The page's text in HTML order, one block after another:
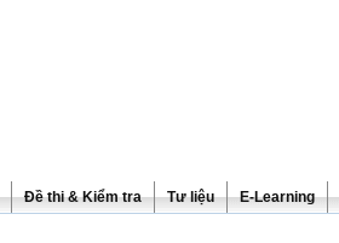
Đề thi & Kiểm tra Tư liệu E-Learning